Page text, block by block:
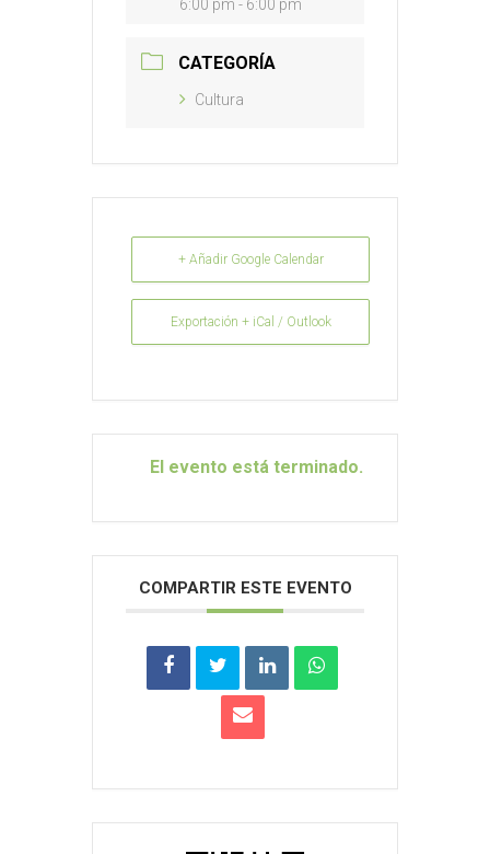
6:00 pm - 6:00 pm
CATEGORÍA
Cultura
+ Añadir Google Calendar
Exportación + iCal / Outlook
El evento está terminado.
COMPARTIR ESTE EVENTO